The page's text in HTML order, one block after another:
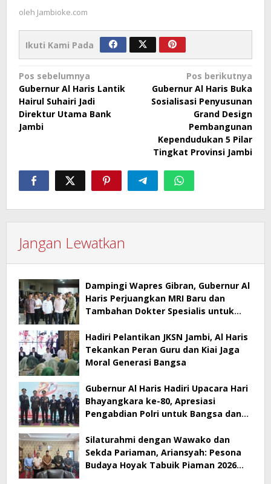
oleh Jambioke.com
Ikuti Kami Pada
Navigasi
pos
Pos sebelumnya
Gubernur Al Haris Lantik
Hairul Suhairi Jadi
Direktur Utama Bank
Jambi
Pos berikutnya
Gubernur Al Haris Buka
Sosialisasi Penyusunan
Grand Design
Pembangunan
Kependudukan 5 Pilar
Tingkat Provinsi Jambi
Jangan Lewatkan
Dampingi Wapres Gibran, Gubernur Al
Haris Perjuangkan MRI Baru dan
Tambahan Dokter Spesialis untuk
Hadiri Pelantikan JKSN Jambi, Al Haris
Tekankan Peran Guru dan Kiai Jaga
Moral Generasi Bangsa
Gubernur Al Haris Hadiri Upacara Hari
Bhayangkara ke-80, Apresiasi
Pengabdian Polri untuk Bangsa dan
Silaturahmi dengan Wawako dan
Sekda Pariaman, Ariansyah: Pesona
Budaya Hoyak Tabuik Piaman 2026